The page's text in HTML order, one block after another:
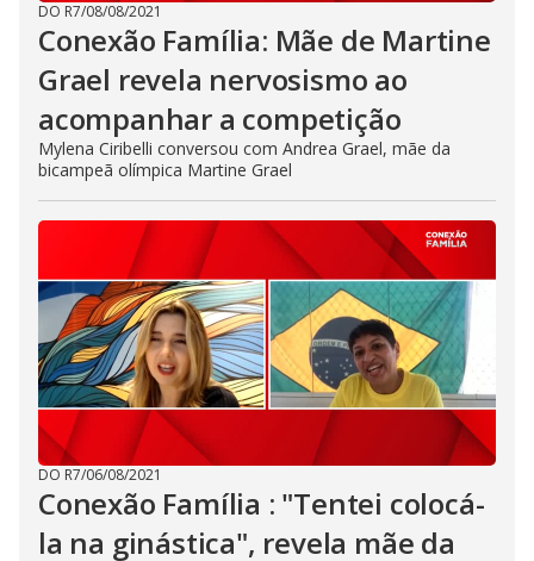
DO R7/08/08/2021
Conexão Família: Mãe de Martine
Grael revela nervosismo ao
acompanhar a competição
Mylena Ciribelli conversou com Andrea Grael, mãe da
bicampeã olímpica Martine Grael
DO R7/06/08/2021
Conexão Família : "Tentei colocá-
la na ginástica", revela mãe da